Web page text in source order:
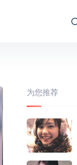
为您推荐